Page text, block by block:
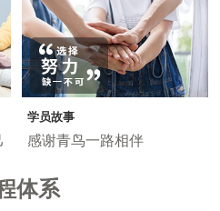
学员故事
感谢青鸟一路相伴
体系